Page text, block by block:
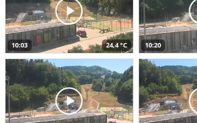
10:03 24,4 °C 10:20